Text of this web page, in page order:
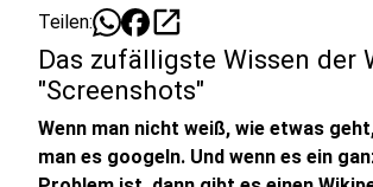
Teilen: open_in_new
Das zufälligste Wissen der
"Screenshots"
Wenn man nicht weiß, wie etwas
man es googeln. Und wenn es ein